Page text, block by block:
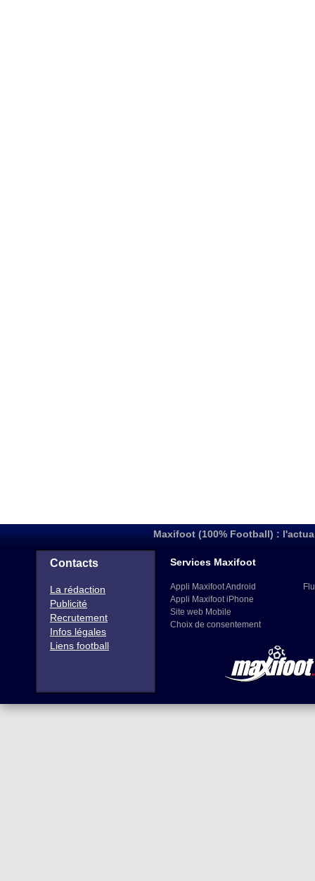
Maxifoot (100% Football) :
Contacts
La rédaction
Publicité
Recrutement
Infos légales
Liens football
Services Maxifoot
Appli Maxifoot Android
Appli Maxifoot iPhone
Site web Mobile
Choix de consentement